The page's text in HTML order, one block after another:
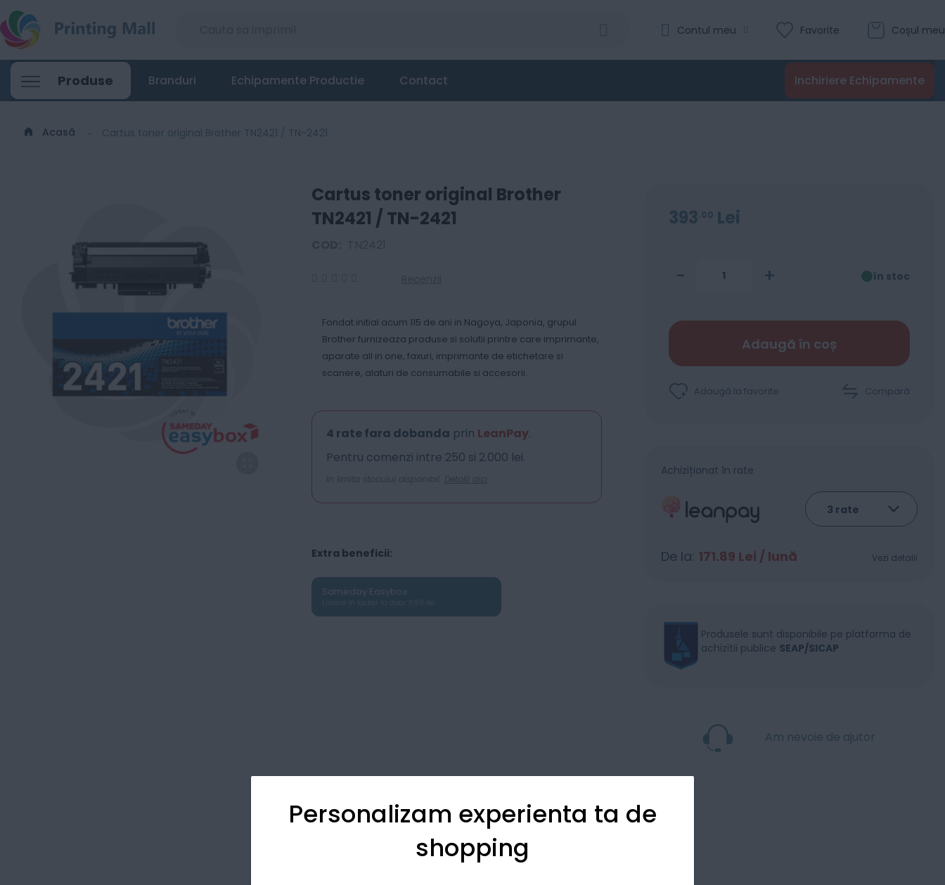
Personalizam experienta ta de
shopping
Coșul meu
Favorite
Contul meu
Produse Inchiriere Echipamente
Branduri Echipamente Productie Contact
Acasă Cartus toner original Brother TN2421 / TN-2421
Cartus toner original Brother
TN2421 / TN-2421
Fondat initial acum 115 de ani in Nagoya, Japonia, grupul
Brother furnizeaza produse si solutii printre care imprimante,
aparate all in one, faxuri, imprimante de etichetare si
scanere, alaturi de consumabile si accesorii.
4 rate fara dobanda prin LeanPay.
Pentru comenzi intre 250 si 2.000 lei.
In limita stocului disponibil. Detalii aici
Extra beneficii:
Sameday Easybox
393 00 Lei
- + în stoc
Adaugă în coș
Adaugă la favorite Compară
Achiziționat în rate
De la: 171.89 Lei / lună Vezi detalii
Produsele sunt disponibile pe platforma de
achizitii publice SEAP/SICAP
Am nevoie de ajutor
Cartus toner original Brother TN2421 / TN-2421
Evaluare:
0
% of 100
Recenzii
393 00Lei Adaugă în coș
Detalii tehnice Recenzii